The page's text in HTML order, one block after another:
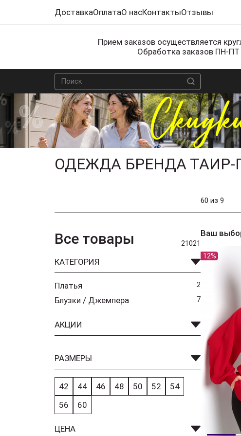
ДоставкаОплатаО насКонтактыОтзывы
Прием заказов осуществляется
Обработка заказов ПН-
ОДЕЖДА БРЕНДА ТАИР-
60 из 9
Все товары 21021
КАТЕГОРИЯ
Платья 2
Блузки / Джемпера 7
АКЦИИ
РАЗМЕРЫ
42 44 46 48 50 52
54
56
60
ЦЕНА
Ваш
12%